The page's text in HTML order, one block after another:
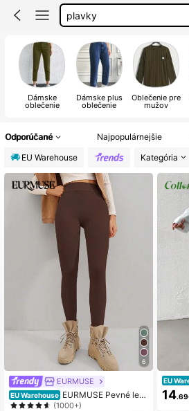
samsung galaxy a17
cherry saty
Dámske
oblečenie
Dámske plus
oblečenie
Oblečenie pre
mužov
Odporúčané Najpopulárnejšie
EU Warehouse
Kategória
6
EURMUSE
EU Warehouse EURMUSE Pevné legí
ny so širokým pásom
(1000+)
EU
ske
14